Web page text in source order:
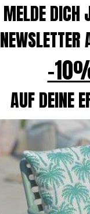
MELDE DICH
NEWSLETTER
-
AUF DEINE